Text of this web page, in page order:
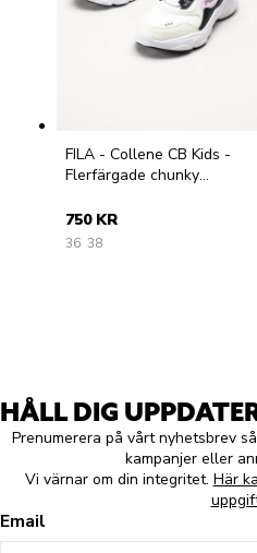
FILA - Collene CB Kids -
Flerfärgade chunky
750 KR
36 38
HÅLL DIG
Prenumerera på vårt nyhetsbrev
kampanjer eller
Vi värnar om din integritet. Här
Email